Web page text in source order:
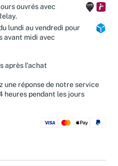
ouvrés avec
lundi au vendredi pour
avant midi avec
après l'achat
une réponse de notre service
pendant les jours